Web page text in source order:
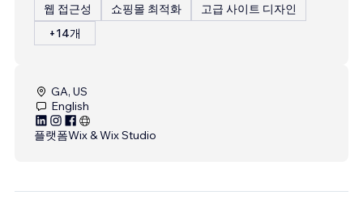
웹 접근성 쇼핑몰 최적화
고급 사이트 디자인
+14개
GA, US
English
플랫폼Wix & Wix Studio